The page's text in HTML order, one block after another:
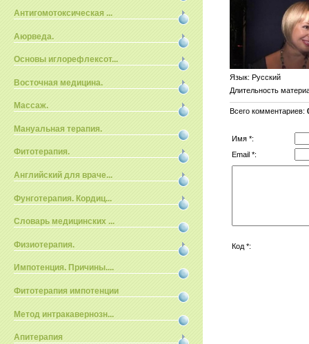
Антигомотоксическая ...
Аюрведа.
Основы иглорефлексот...
Восточная медицина.
Массаж.
Мануальная терапия.
Фитотерапия.
Английский для враче...
Фунготерапия. Кордиц...
Словарь медицинских ...
Физиотерапия.
Импотенция. Причины....
Фитотерапия импотенции
Метод интракавернозн...
Апитерапия
Язык: Русский
Длительность
Всего комментариев:
Имя *:
Email *:
Код *: